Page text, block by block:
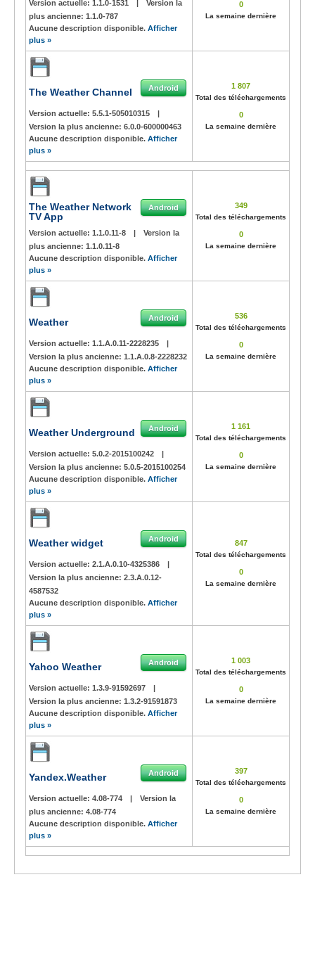
Version actuelle: 1.1.0-1531 |
Version la
plus ancienne: 1.1.0-787
Aucune description disponible. Afficher
plus »
0
La semaine dernière
The Weather Channel Android
Version actuelle: 5.5.1-505010315
|
Version la plus ancienne: 6.0.0-600000463
Aucune description disponible. Afficher
plus »
1 807
Total des téléchargements
0
La semaine dernière
The Weather Network
TV App
Android
Version actuelle: 1.1.0.11-8 |
Version la
plus ancienne: 1.1.0.11-8
Aucune description disponible. Afficher
plus »
349
Total des téléchargements
0
La semaine dernière
Weather Android
Version actuelle: 1.1.A.0.11-2228235
|
Version la plus ancienne: 1.1.A.0.8-2228232
Aucune description disponible. Afficher
plus »
536
Total des téléchargements
0
La semaine dernière
Weather Underground Android
Version actuelle: 5.0.2-2015100242
|
Version la plus ancienne: 5.0.5-2015100254
Aucune description disponible. Afficher
plus »
1 161
Total des téléchargements
0
La semaine dernière
Weather widget Android
Version actuelle: 2.1.A.0.10-4325386
|
Version la plus ancienne: 2.3.A.0.12-
4587532
Aucune description disponible. Afficher
plus »
847
Total des téléchargements
0
La semaine dernière
Yahoo Weather Android
Version actuelle: 1.3.9-91592697
|
Version la plus ancienne: 1.3.2-91591873
Aucune description disponible. Afficher
plus »
1 003
Total des téléchargements
0
La semaine dernière
Yandex.Weather Android
Version actuelle: 4.08-774 |
Version la
plus ancienne: 4.08-774
Aucune description disponible. Afficher
plus »
397
Total des téléchargements
0
La semaine dernière